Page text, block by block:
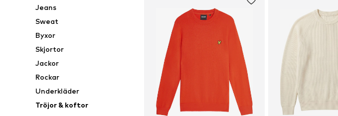
Jeans
Sweat
Byxor
Skjortor
Jackor
Rockar
Underkläder
Tröjor & koftor